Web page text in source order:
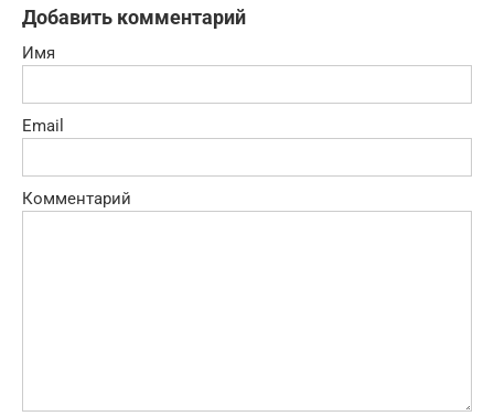
Добавить комментарий
Имя
Email
Комментарий